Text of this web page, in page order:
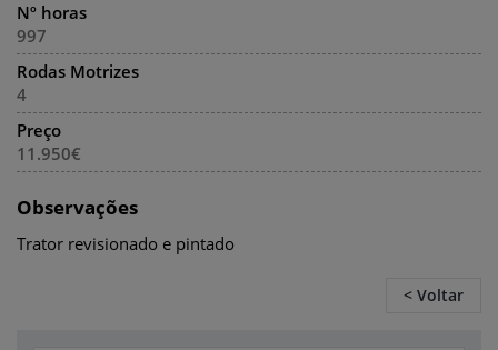
Nº horas
997
Rodas Motrizes
4
Preço
11.950€
Observações
Trator revisionado e pintado
< Voltar